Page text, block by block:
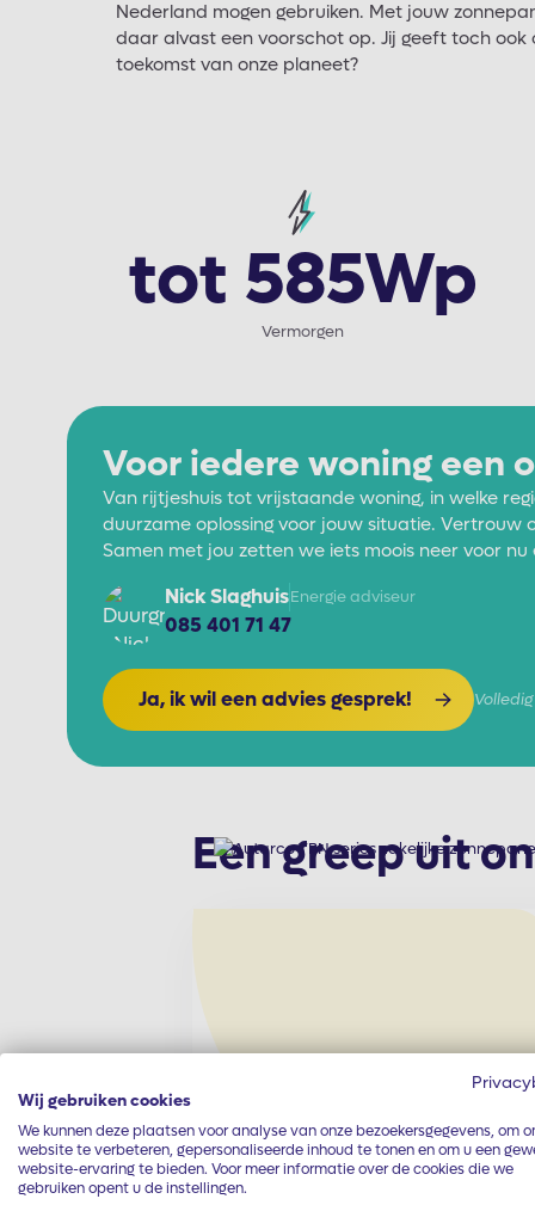
Nederland mogen gebruiken. Met jouw
daar alvast een voorschot op. Jij geeft toch ook
toekomst van onze planeet?
tot 585Wp
Vermorgen
Voor iedere woning een
Van rijtjeshuis tot vrijstaande woning, in welke
duurzame oplossing voor jouw situatie.
Samen met jou zetten we iets moois neer voor nu
Nick SlaghuisEnergie adviseur
085 401 71 47
Ja, ik wil een advies gesprek!
Een greep uit
Wij gebruiken cookies
We kunnen deze plaatsen voor analyse van onze bezoekersgegevens, om
website te verbeteren, gepersonaliseerde inhoud te tonen en om u een
website-ervaring te bieden. Voor meer informatie over de cookies die we
gebruiken opent u de instellingen.